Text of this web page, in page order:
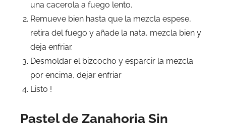
una cacerola a fuego lento.
Remueve bien hasta que la mezcla espese,
retira del fuego y añade la nata, mezcla bien y
deja enfriar.
Desmoldar el bizcocho y esparcir la mezcla
por encima, dejar enfriar
Listo !
Pastel de Zanahoria Sin